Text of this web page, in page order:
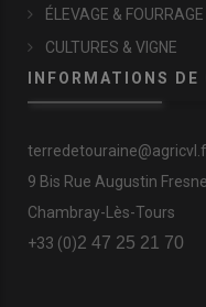
ÉLEVAGE & FOURRAGE
CULTURES & VIGNE
INFORMATIONS
9 Bis Rue Augustin Fresnel
Chambray-Lès-Tours
+33 (0)2 47 25 21 70